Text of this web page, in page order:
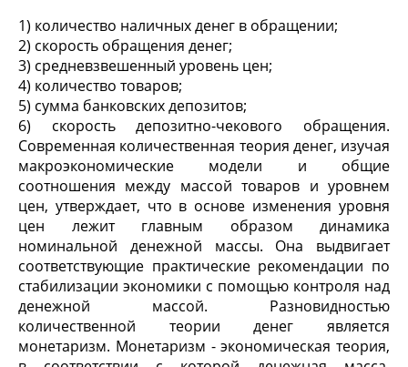
1) количество наличных денег в обращении;
2) скорость обращения денег;
3) средневзвешенный уровень цен;
4) количество товаров;
5) сумма банковских депозитов;
6) скорость депозитно-чекового обращения.
Современная количественная теория денег, изучая
макроэкономические модели и общие
соотношения между массой товаров и уровнем
цен, утверждает, что в основе изменения уровня
цен лежит главным образом динамика
номинальной денежной массы. Она выдвигает
соответствующие практические рекомендации по
стабилизации экономики с помощью контроля над
денежной массой. Разновидностью
количественной теории денег является
монетаризм. Монетаризм - экономическая теория,